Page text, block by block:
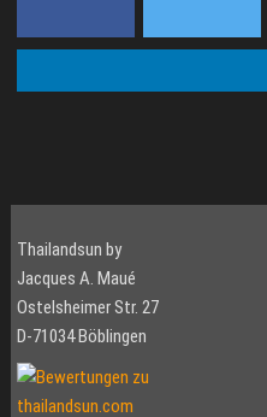
Thailandsun by
Jacques A. Maué
Ostelsheimer Str. 27
D-71034 Böblingen